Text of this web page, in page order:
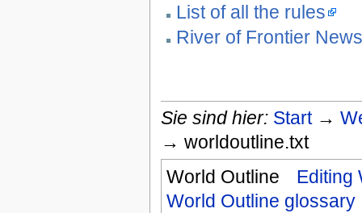
List of all the rules
River of Frontier News
Sie sind hier: Start→
→ worldoutline.txt
World Outline
Editing
World Outline glossary